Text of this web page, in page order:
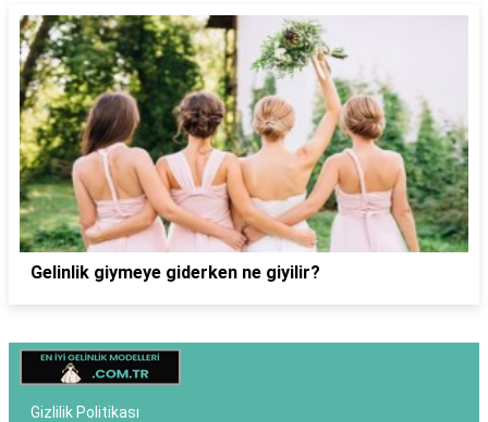
Gelinlik giymeye giderken ne giyilir?
Gizlilik Politikası